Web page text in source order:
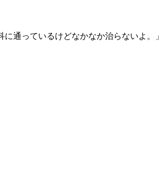
通っているけどなかなか治らないよ。」